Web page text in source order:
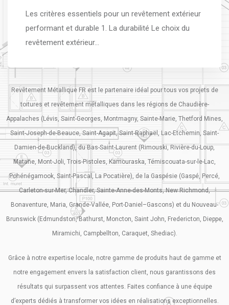
Les critères essentiels pour un revêtement extérieur
performant et durable 1. La durabilité Le choix du
revêtement extérieur…
Revêtement Métallique FR est le partenaire idéal pour tous vos projets de
toitures et revêtement métalliques dans les régions de Chaudière-
Appalaches (Lévis, Saint-Georges, Montmagny, Sainte-Marie, Thetford Mines,
Saint-Joseph-de-Beauce, Saint-Agapit, Saint-Raphaël, Lac-Etchemin, Saint-
Damien-de-Buckland), du Bas-Saint-Laurent (Rimouski, Rivière-du-Loup,
Matane, Mont-Joli, Trois-Pistoles, Kamouraska, Témiscouata-sur-le-Lac,
Pohénégamook, Saint-Pascal, La Pocatière), de la Gaspésie (Gaspé, Percé,
Carleton-sur-Mer, Chandler, Sainte-Anne-des-Monts, New Richmond,
Bonaventure, Maria, Grande-Vallée, Port-Daniel–Gascons) et du Nouveau-
Brunswick (Edmundston, Bathurst, Moncton, Saint John, Fredericton, Dieppe,
Miramichi, Campbellton, Caraquet, Shediac).
Grâce à notre expertise locale, notre gamme de produits haut de gamme et
notre engagement envers la satisfaction client, nous garantissons des
résultats qui surpassent vos attentes. Faites confiance à une équipe
d’experts dédiés à transformer vos idées en réalisations exceptionnelles.